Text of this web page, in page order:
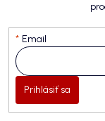
Email
Prihlásiť sa